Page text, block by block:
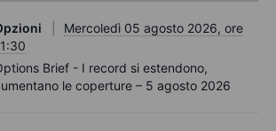
Mercoledì 05 agosto 2026, ore
Brief - I record si estendono,
le coperture – 5 agosto 2026